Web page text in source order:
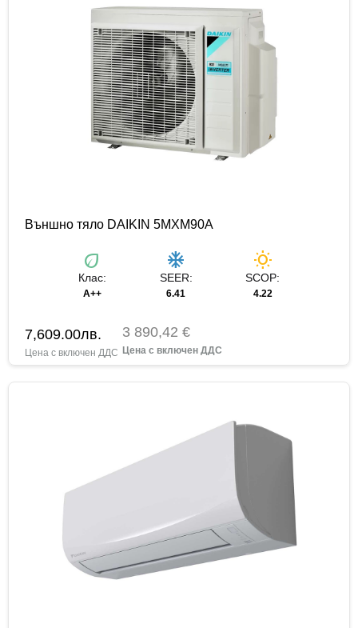
Външно тяло DAIKIN 5MXM90A
eco
Клас:
A++
ac_unit
SEER:
6.41
wb_sunny
SCOP:
4.22
7,609.00лв. 3 890,42 €